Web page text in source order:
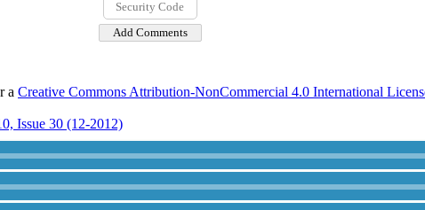
a Creative Commons Attribution-NonCommercial 4.0 International
Issue 30 (12-2012)